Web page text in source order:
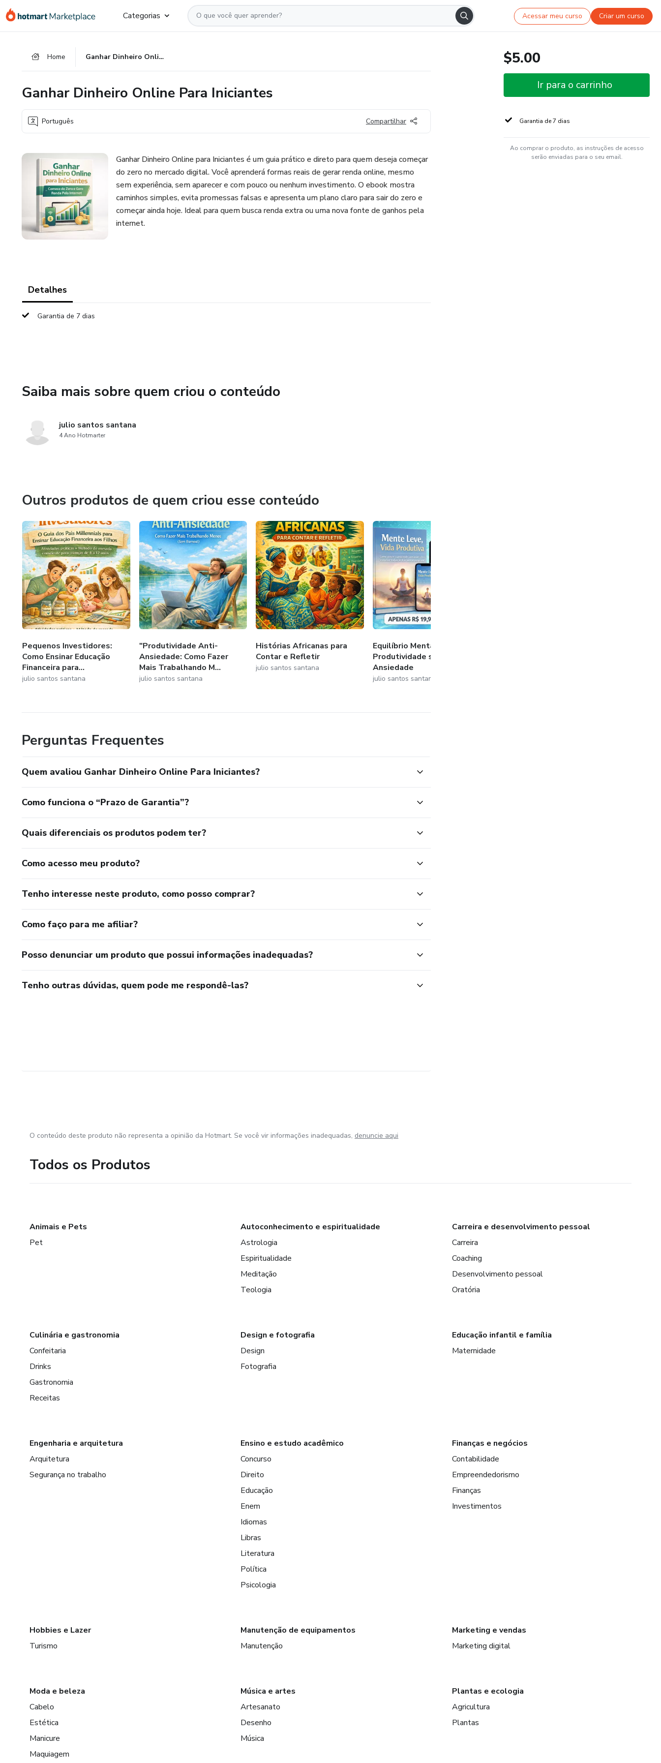
para
para
para
Categorias Acessar meu curso Criar um curso
Home Ganhar Dinheiro Online Para Iniciantes
Ganhar Dinheiro Online Para Iniciantes
Português Compartilhar
Ganhar Dinheiro Online para Iniciantes é um guia prático e direto para quem deseja começar
do zero no mercado digital. Você aprenderá formas reais de gerar renda online, mesmo
sem experiência, sem aparecer e com pouco ou nenhum investimento. O ebook mostra
caminhos simples, evita promessas falsas e apresenta um plano claro para sair do zero e
começar ainda hoje. Ideal para quem busca renda extra ou uma nova fonte de ganhos pela
internet.
Detalhes
Garantia de 7 dias
Saiba mais sobre quem criou o conteúdo
julio santos santana
4 Ano Hotmarter
Outros produtos de quem criou esse conteúdo
Pequenos Investidores:
Como Ensinar Educação
Financeira para...
julio santos santana
"Produtividade Anti-
Ansiedade: Como Fazer
Mais Trabalhando M...
julio santos santana
Histórias Africanas para
Contar e Refletir
julio santos santana
Equilíbrio Mental, Foco e
Produtividade sem
Ansiedade
julio santos santana
Perguntas Frequentes
Quem avaliou Ganhar Dinheiro Online Para Iniciantes?
Como funciona o “Prazo de Garantia”?
Quais diferenciais os produtos podem ter?
Como acesso meu produto?
Tenho interesse neste produto, como posso comprar?
Como faço para me afiliar?
Posso denunciar um produto que possui informações inadequadas?
Tenho outras dúvidas, quem pode me respondê-las?
$5.00
Ir para o carrinho
Garantia de 7 dias
Ao comprar o produto, as instruções de acesso
serão enviadas para o seu email.
O conteúdo deste produto não representa a opinião da Hotmart. Se você vir informações inadequadas, denuncie aqui
Todos os Produtos
Animais e Pets
Pet
Autoconhecimento e espiritualidade
Astrologia
Espiritualidade
Meditação
Teologia
Carreira e desenvolvimento pessoal
Carreira
Coaching
Desenvolvimento pessoal
Oratória
Culinária e gastronomia
Confeitaria
Drinks
Gastronomia
Receitas
Design e fotografia
Design
Fotografia
Educação infantil e família
Maternidade
Engenharia e arquitetura
Arquitetura
Segurança no trabalho
Ensino e estudo acadêmico
Concurso
Direito
Educação
Enem
Idiomas
Libras
Literatura
Política
Psicologia
Finanças e negócios
Contabilidade
Empreendedorismo
Finanças
Investimentos
Hobbies e Lazer
Turismo
Manutenção de equipamentos
Manutenção
Marketing e vendas
Marketing digital
Moda e beleza
Cabelo
Estética
Manicure
Maquiagem
Música e artes
Artesanato
Desenho
Música
Plantas e ecologia
Agricultura
Plantas